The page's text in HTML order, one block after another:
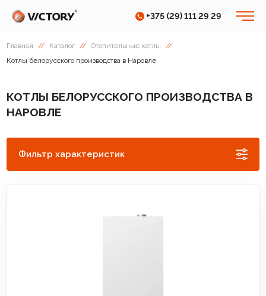
+375 (29) 111 29 29
Главная // Каталог // Отопительные котлы
//
Котлы белорусского производства в Наровле
КОТЛЫ БЕЛОРУССКОГО ПРОИЗВОДСТВА В
НАРОВЛЕ
Фильтр характеристик